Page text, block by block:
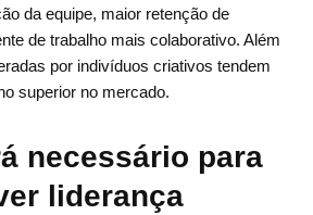
da equipe, maior retenção de
de trabalho mais colaborativo. Além
por indivíduos criativos tendem
superior no mercado.
necessário para
liderança